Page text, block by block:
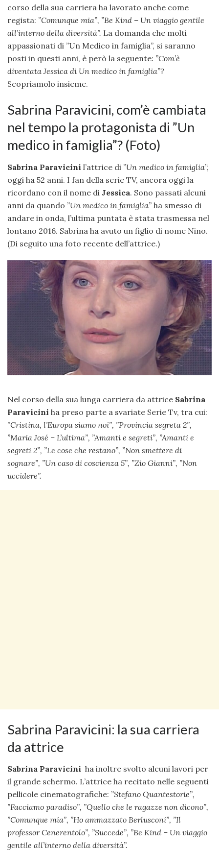
corso della sua carriera ha lavorato anche come
regista: ”Comunque mia”, ”Be Kind – Un viaggio gentile
all’interno della diversità”. La domanda che molti
appassionati di ”Un Medico in famiglia”, si saranno
posti in questi anni, è però la seguente: ”Com’è
diventata Jessica di Un medico in famiglia”?
Scopriamolo insieme.
Sabrina Paravicini, com’è cambiata
nel tempo la protagonista di ”Un
medico in famiglia”? (Foto)
Sabrina Paravicini l’attrice di ”Un medico in famiglia’‘,
oggi ha 52 anni. I fan della serie TV, ancora oggi la
ricordano con il nome di Jessica. Sono passati alcuni
anni da quando ”Un medico in famiglia” ha smesso di
andare in onda, l’ultima puntata è stata trasmessa nel
lontano 2016. Sabrina ha avuto un figlio di nome Nino.
(Di seguito una foto recente dell’attrice.)
Nel corso della sua lunga carriera da attrice Sabrina
Paravicini ha preso parte a svariate Serie Tv, tra cui:
”Cristina, l’Europa siamo noi”, ”Provincia segreta 2”,
”Maria José – L’ultima”, ”Amanti e segreti”, ”Amanti e
segreti 2”, ”Le cose che restano”, ”Non smettere di
sognare”, ”Un caso di coscienza 5”, ”Zio Gianni”, ”Non
uccidere”.
Sabrina Paravicini: la sua carriera
da attrice
Sabrina Paravicini ha inoltre svolto alcuni lavori per
il grande schermo. L’attrice ha recitato nelle seguenti
pellicole cinematografiche: ”Stefano Quantestorie”,
”Facciamo paradiso”, ”Quello che le ragazze non dicono”,
”Comunque mia”, ”Ho ammazzato Berlusconi”, ”Il
professor Cenerentolo”, ”Succede”, ”Be Kind – Un viaggio
gentile all’interno della diversità”.